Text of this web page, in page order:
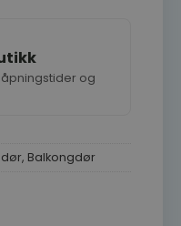
og
, Balkongdør